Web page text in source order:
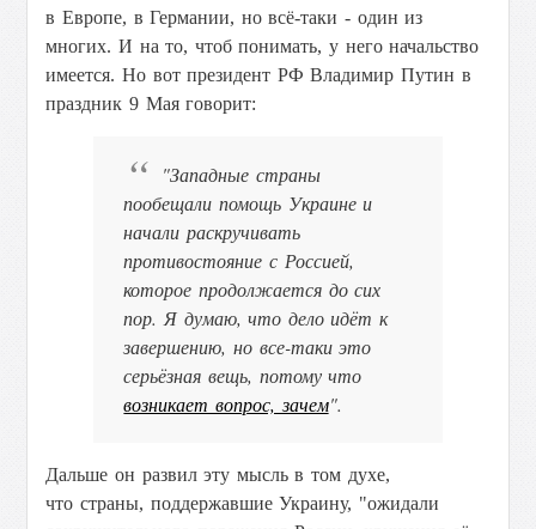
в Европе, в Германии, но всё-таки - один из
многих. И на то, чтоб понимать, у него начальство
имеется.Но вот президент РФ Владимир Путин в
праздник 9 Мая говорит:
"Западные страны
пообещали помощь Украине и
начали раскручивать
противостояние с Россией,
которое продолжается до сих
пор. Я думаю, что дело идёт к
завершению, но все-таки это
серьёзная вещь, потому что
возникает вопрос, зачем".
Дальше он развил эту мысль в том духе,
чтостраны, поддержавшие Украину, "ожидали